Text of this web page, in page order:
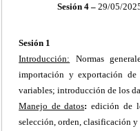
Sesión 4 – 29/05/
Sesión 1
Introducción: Normas
importación y exportación
variables; introducción de los
Manejo de datos: edición de
selección, orden, clasificación y